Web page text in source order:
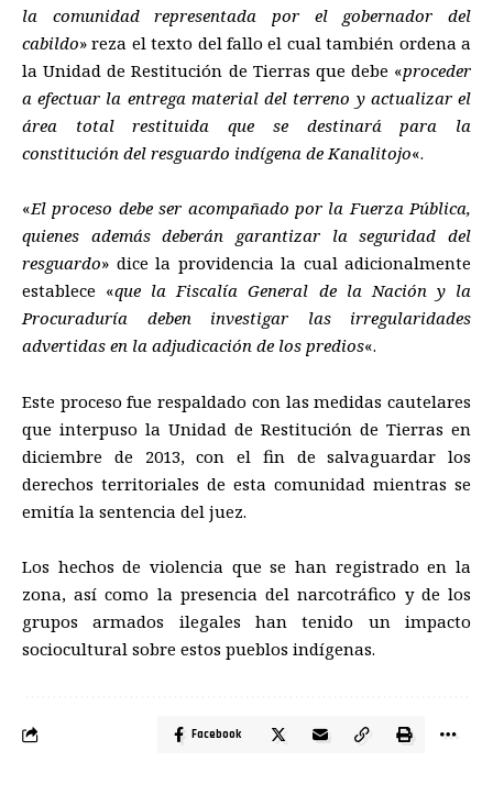
la comunidad representada por el gobernador del
cabildo» reza el texto del fallo el cual también ordena a
la Unidad de Restitución de Tierras que debe «proceder
a efectuar la entrega material del terreno y actualizar el
área total restituida que se destinará para la
constitución del resguardo indígena de Kanalitojo«.
«El proceso debe ser acompañado por la Fuerza Pública,
quienes además deberán garantizar la seguridad del
resguardo» dice la providencia la cual adicionalmente
establece «que la Fiscalía General de la Nación y la
Procuraduría deben investigar las irregularidades
advertidas en la adjudicación de los predios«.
Este proceso fue respaldado con las medidas cautelares
que interpuso la Unidad de Restitución de Tierras en
diciembre de 2013, con el fin de salvaguardar los
derechos territoriales de esta comunidad mientras se
emitía la sentencia del juez.
Los hechos de violencia que se han registrado en la
zona, así como la presencia del narcotráfico y de los
grupos armados ilegales han tenido un impacto
sociocultural sobre estos pueblos indígenas.
Facebook